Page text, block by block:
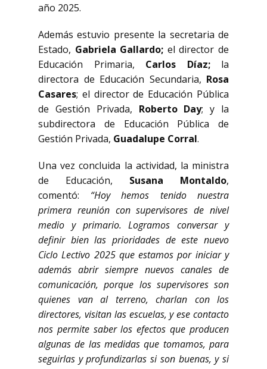
año 2025.
Además estuvio presente la secretaria de
Estado, Gabriela Gallardo; el director de
Educación Primaria, Carlos Díaz;la
directora de Educación Secundaria, Rosa
Casares; el director de Educación Pública
de Gestión Privada, Roberto Day; y la
subdirectora de Educación Pública de
Gestión Privada, Guadalupe Corral.
Una vez concluida la actividad, la ministra
de Educación, Susana Montaldo,
comentó: “Hoy hemos tenido nuestra
primera reunión con supervisores de nivel
medio y primario. Logramos conversar y
definir bien las prioridades de este nuevo
Ciclo Lectivo 2025 que estamos por iniciar y
además abrir siempre nuevos canales de
comunicación, porque los supervisores son
quienes van al terreno, charlan con los
directores, visitan las escuelas, y ese contacto
nos permite saber los efectos que producen
algunas de las medidas que tomamos, para
seguirlas y profundizarlas si son buenas, y si